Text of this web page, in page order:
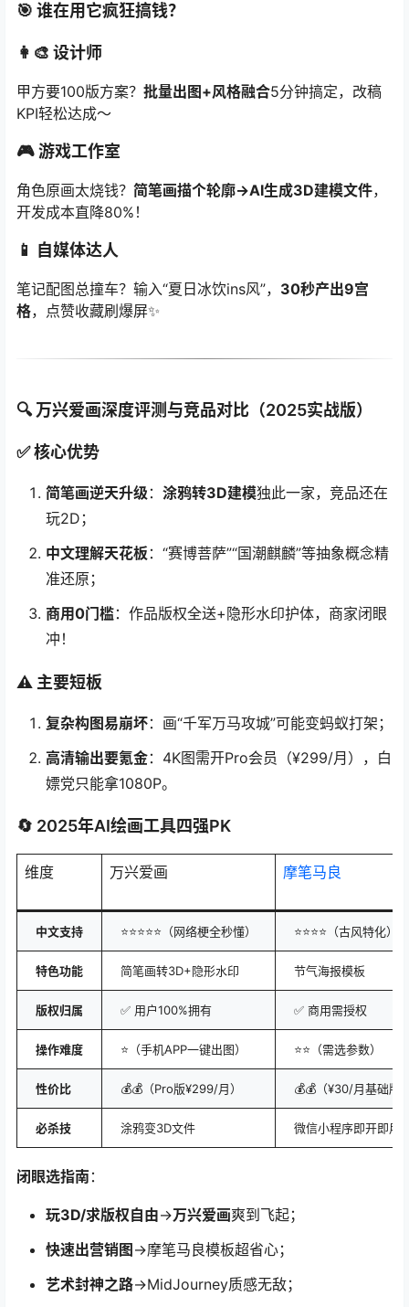
🎯 谁在用它疯狂搞钱？
👩‍🎨 设计师
甲方要100版方案？ 批量出图+风格融合5分钟搞定，改稿
KPI轻松达成～
🎮 游戏工作室
角色原画太烧钱？ 简笔画描个轮廓→AI生成3D建模文件，
开发成本直降80%！
📱 自媒体达人
笔记配图总撞车？输入“夏日冰饮ins风”， 30秒产出9宫
格，点赞收藏刷爆屏✨
🔍 万兴爱画深度评测与竞品对比（2025实战版）
✅ 核心优势
简笔画逆天升级 ： 涂鸦转3D建模独此一家，竞品还在
玩2D；
中文理解天花板 ：“赛博菩萨”“国潮麒麟”等抽象概念精
准还原；
商用0门槛：作品版权全送+隐形水印护体，商家闭眼
冲！
⚠️ 主要短板
复杂构图易崩坏：画“千军万马攻城”可能变蚂蚁打架；
高清输出要氪金：4K图需开Pro会员（¥299/月），白
嫖党只能拿1080P。
🔄 2025年AI绘画工具四强PK
维度 万兴爱画 摩笔马良
中文支持 ⭐⭐⭐⭐⭐（网络梗全秒懂） ⭐⭐⭐⭐（古风特化）
特色功能 简笔画转3D+隐形水印 节气海报模板
版权归属 ✅ 用户100%拥有 ✅ 商用需授权
操作难度 ⭐（手机APP一键出图） ⭐⭐（需选参数）
性价比 💰💰（Pro版¥299/月） 💰💰（¥30/月基础版
必杀技 涂鸦变3D文件 微信小程序即开即用
闭眼选指南：
玩3D/求版权自由→万兴爱画爽到飞起；
快速出营销图→摩笔马良模板超省心；
艺术封神之路→MidJourney质感无敌；